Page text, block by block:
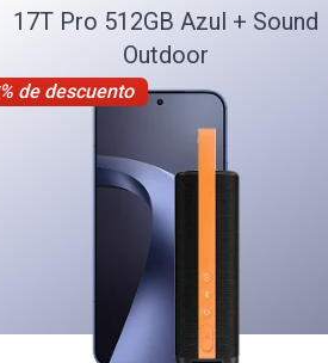
% de descuento
17T Pro 512GB Azul + Sound
Outdoor